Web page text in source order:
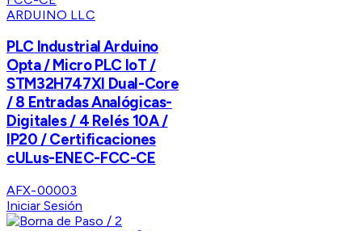
ARDUINO LLC
PLC Industrial Arduino
Opta / Micro PLC IoT /
STM32H747XI Dual-Core
/ 8 Entradas Analógicas-
Digitales / 4 Relés 10A /
IP20 / Certificaciones
cULus-ENEC-FCC-CE
AFX-00003
Iniciar Sesión